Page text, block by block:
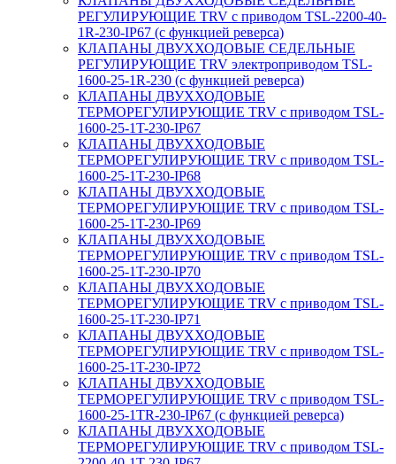
РЕГУЛИРУЮЩИЕ TRV с приводом TSL-2200-40-
1R-230-IP67 (с функцией реверса)
КЛАПАНЫ ДВУХХОДОВЫЕ СЕДЕЛЬНЫЕ
РЕГУЛИРУЮЩИЕ TRV электроприводом TSL-
1600-25-1R-230 (с функцией реверса)
КЛАПАНЫ ДВУХХОДОВЫЕ
ТЕРМОРЕГУЛИРУЮЩИЕ TRV с приводом TSL-
1600-25-1T-230-IP67
КЛАПАНЫ ДВУХХОДОВЫЕ
ТЕРМОРЕГУЛИРУЮЩИЕ TRV с приводом TSL-
1600-25-1T-230-IP68
КЛАПАНЫ ДВУХХОДОВЫЕ
ТЕРМОРЕГУЛИРУЮЩИЕ TRV с приводом TSL-
1600-25-1T-230-IP69
КЛАПАНЫ ДВУХХОДОВЫЕ
ТЕРМОРЕГУЛИРУЮЩИЕ TRV с приводом TSL-
1600-25-1T-230-IP70
КЛАПАНЫ ДВУХХОДОВЫЕ
ТЕРМОРЕГУЛИРУЮЩИЕ TRV с приводом TSL-
1600-25-1T-230-IP71
КЛАПАНЫ ДВУХХОДОВЫЕ
ТЕРМОРЕГУЛИРУЮЩИЕ TRV с приводом TSL-
1600-25-1T-230-IP72
КЛАПАНЫ ДВУХХОДОВЫЕ
ТЕРМОРЕГУЛИРУЮЩИЕ TRV с приводом TSL-
1600-25-1TR-230-IP67 (с функцией реверса)
КЛАПАНЫ ДВУХХОДОВЫЕ
ТЕРМОРЕГУЛИРУЮЩИЕ TRV с приводом TSL-